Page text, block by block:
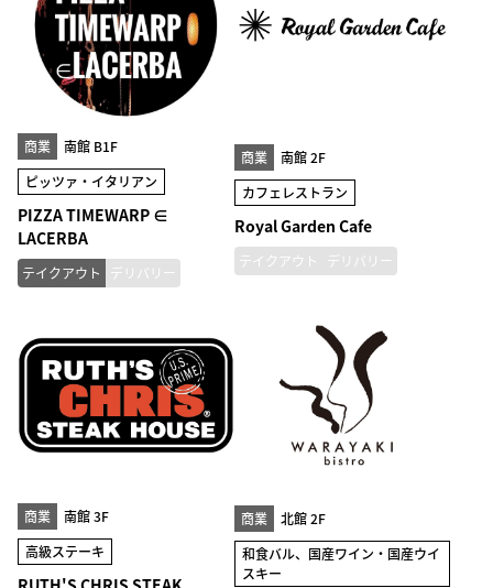
商業
南館 B1F
ピッツァ・イタリアン
PIZZA TIMEWARP ∈
LACERBA
テイクアウト デリバリー
商業
南館 2F
カフェレストラン
Royal Garden Cafe
テイクアウト デリバリー
商業
南館 3F
高級ステーキ
商業
北館 2F
和食バル、国産ワイン・国産ウイ
スキー